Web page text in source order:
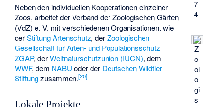
7
4
Z
o
ol
o
gi
s
Neben den individuellen Kooperationen einzelner
Zoos, arbeitet der Verband der Zoologischen Gärten
(VdZ) e. V. mit verschiedenen Organisationen, wie
derStiftung Artenschutz, derZoologischen
Gesellschaft für Arten- und Populationsschutz
ZGAP, derWeltnaturschutzunion (IUCN), dem
WWF, dem NABU oder der Deutschen Wildtier
Stiftungzusammen.[20]
Lokale Projekte